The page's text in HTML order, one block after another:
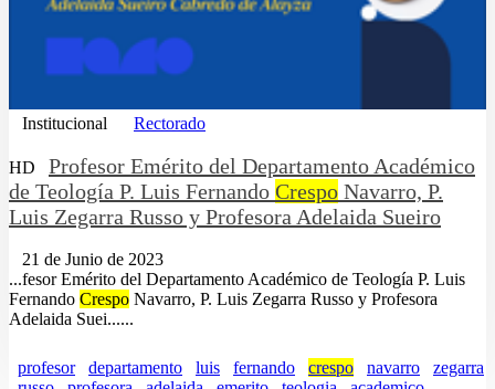
Institucional Rectorado
HD
Profesor Emérito del Departamento Académico
de Teología P. Luis Fernando Crespo Navarro, P.
Luis Zegarra Russo y Profesora Adelaida Sueiro
21 de Junio de 2023
...fesor Emérito del Departamento Académico de Teología P. Luis
Fernando Crespo Navarro, P. Luis Zegarra Russo y Profesora
Adelaida Suei......
profesor departamento luis fernando crespo navarro
zegarra